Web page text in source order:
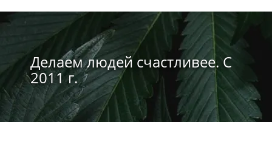
Делаем людей счастливее. С
2011 г.